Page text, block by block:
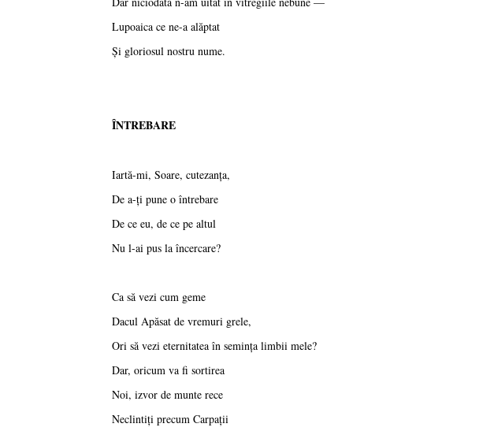
Lupoaica ce ne-a alăptat
Şi gloriosul nostru nume.
ÎNTREBARE
Iartă-mi, Soare, cutezanţa,
De a-ţi pune o întrebare
De ce eu, de ce pe altul
Nu l-ai pus la încercare?
Ca să vezi cum geme
Dacul Apăsat de vremuri grele,
Ori să vezi eternitatea în seminţa limbii mele?
Dar, oricum va fi sortirea
Noi, izvor de munte rece
Neclintiţi precum Carpaţii